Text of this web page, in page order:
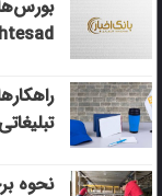
تبلیغاتی
نحوه